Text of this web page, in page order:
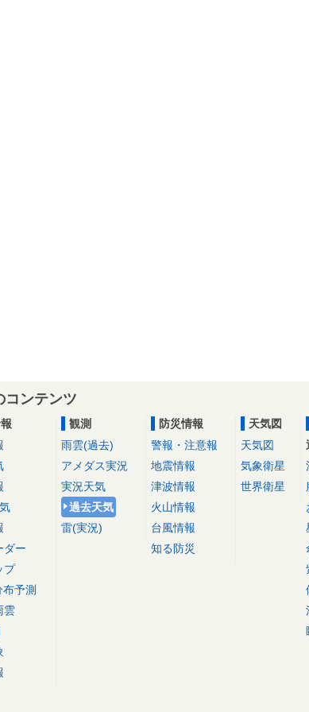
コンテンツ
ダー
プ
布予測
雲
観測
雨雲(過去)
アメダス実況
実況天気
過去天気
雷(実況)
防災情報
警報・注意報
地震情報
津波情報
火山情報
台風情報
知る防災
天気図
天気図
気象衛星
世界衛星